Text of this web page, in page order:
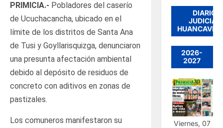
PRIMICIA.- Pobladores del caserío
de Ucuchacancha, ubicado en el
límite de los distritos de Santa Ana
de Tusi y Goyllarisquizga, denunciaron
una presunta afectación ambiental
debido al depósito de residuos de
concreto con aditivos en zonas de
pastizales.
Los comuneros manifestaron su
DIARIO
JUDICIAL
2026-
2027
Viernes, 07